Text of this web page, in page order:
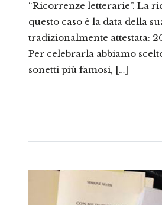
“Ricorrenze letterarie”. La
questo caso è la data della
tradizionalmente attestata:
Per celebrarla abbiamo
sonetti più famosi, […]